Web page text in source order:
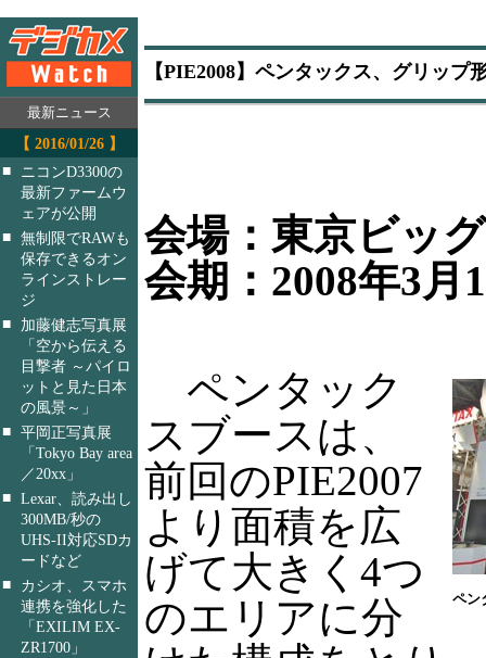
最新ニュース
【 2016/01/26 】
■
ニコンD3300の
最新ファームウ
ェアが公開
■ 無制限でRAWも
保存できるオン
ラインストレー
ジ
■
加藤健志写真展
「空から伝える
目撃者 ～パイロ
ットと見た日本
の風景～」
■ 平岡正写真展
「Tokyo Bay area
／20xx」
■ Lexar、読み出し
300MB/秒の
UHS-II対応SDカ
ードなど
■
カシオ、スマホ
連携を強化した
「EXILIM EX-
ZR1700」
【PIE2008】ペンタックス、グリップ
会場：東京ビッ
会期：2008年3月
ペン
ペンタック
スブースは、
前回のPIE2007
より面積を広
げて大きく4つ
のエリアに分